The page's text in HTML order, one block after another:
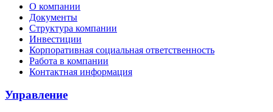
О компании
Документы
Структура компании
Инвестиции
Корпоративная социальная ответственность
Работа в компании
Контактная информация
Управление